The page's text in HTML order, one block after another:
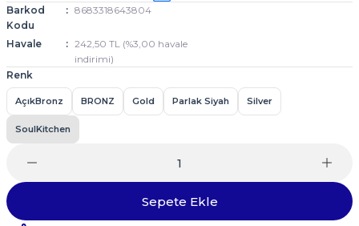
Barkod
Kodu
8683318643804
Havale
242,50 TL (%3,00 havale
indirimi)
Renk
AçıkBronz BRONZ Gold Parlak Siyah Silver
SoulKitchen
Sepete Ekle